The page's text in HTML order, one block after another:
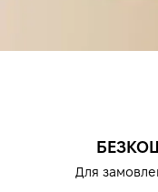
Для